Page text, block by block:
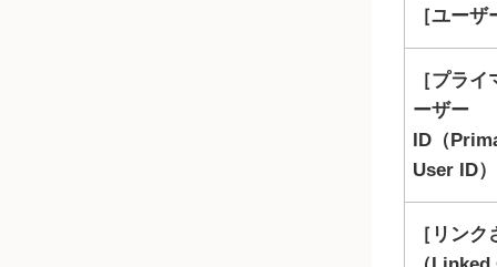
ユーザ
プライ
ーザー
ID（
User ID）
リンク